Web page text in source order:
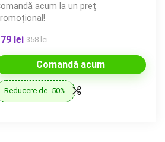
acum la un preț
lei 358 lei
Comandă acum
Reducere de -50%